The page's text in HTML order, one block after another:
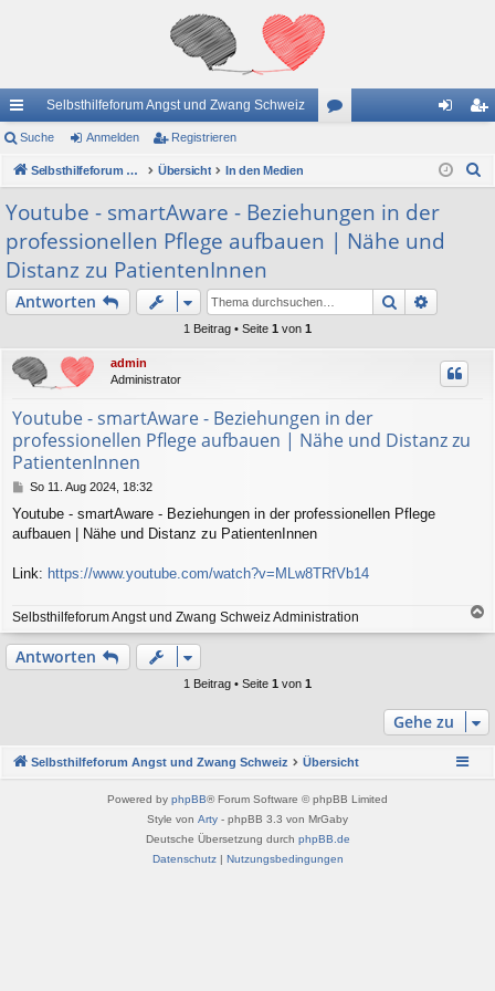
ch
ne
llz
ug
riff
Selbsthilfeforum Angst und Zwang Schweiz
m
de
ist
Suche Anmelden Registrieren
Selbsthilfeforum Angst und Zwang Schweiz Übersicht In den Medien
Youtube - smartAware - Beziehungen in der
professionellen Pflege aufbauen | Nähe und
Distanz zu PatientenInnen
Antworten Suche
1 Beitrag • Seite 1 von 1
admin
Administrator
Youtube - smartAware - Beziehungen in der
professionellen Pflege aufbauen | Nähe und Distanz zu
PatientenInnen
B
i
t
a
So 11. Aug 2024, 18:32
Youtube - smartAware - Beziehungen in der professionellen Pflege
aufbauen | Nähe und Distanz zu PatientenInnen
Link: https://www.youtube.com/watch?v=MLw8TRfVb14
Selbsthilfeforum Angst und Zwang Schweiz Administration
a
n
Antworten
1 Beitrag • Seite 1 von 1
Gehe zu
Selbsthilfeforum Angst und Zwang Schweiz Übersicht
Powered by phpBB® Forum Software © phpBB Limited
Style von Arty - phpBB 3.3 von MrGaby
Deutsche Übersetzung durch phpBB.de
Datenschutz| Nutzungsbedingungen